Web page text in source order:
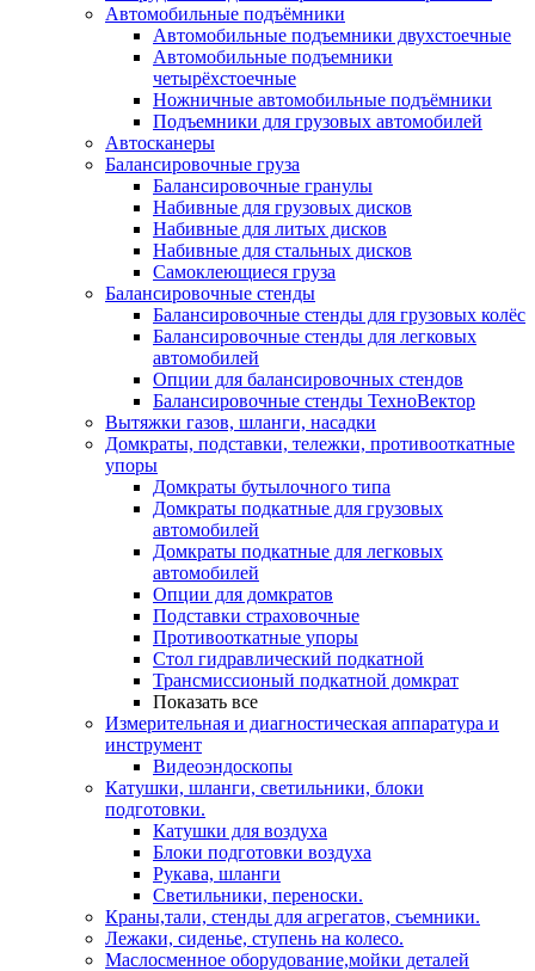
Автомобильные подъёмники
Автомобильные подъемники двухстоечные
Автомобильные подъемники
четырёхстоечные
Ножничные автомобильные подъёмники
Подъемники для грузовых автомобилей
Автосканеры
Балансировочные груза
Балансировочные гранулы
Набивные для грузовых дисков
Набивные для литых дисков
Набивные для стальных дисков
Самоклеющиеся груза
Балансировочные стенды
Балансировочные стенды для грузовых колёс
Балансировочные стенды для легковых
автомобилей
Опции для балансировочных стендов
Балансировочные стенды ТехноВектор
Вытяжки газов, шланги, насадки
Домкраты, подставки, тележки, противооткатные
упоры
Домкраты бутылочного типа
Домкраты подкатные для грузовых
автомобилей
Домкраты подкатные для легковых
автомобилей
Опции для домкратов
Подставки страховочные
Противооткатные упоры
Стол гидравлический подкатной
Трансмиссионый подкатной домкрат
Показать все
Измерительная и диагностическая аппаратура и
инструмент
Видеоэндоскопы
Катушки, шланги, светильники, блоки
подготовки.
Катушки для воздуха
Блоки подготовки воздуха
Рукава, шланги
Светильники, переноски.
Краны,тали, стенды для агрегатов, съемники.
Лежаки, сиденье, ступень на колесо.
Маслосменное оборудование,мойки деталей